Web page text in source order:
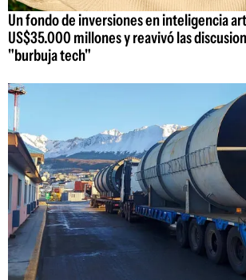
Un fondo de inversiones en inteligencia
US$35.000 millones y reavivó las
"burbuja tech"